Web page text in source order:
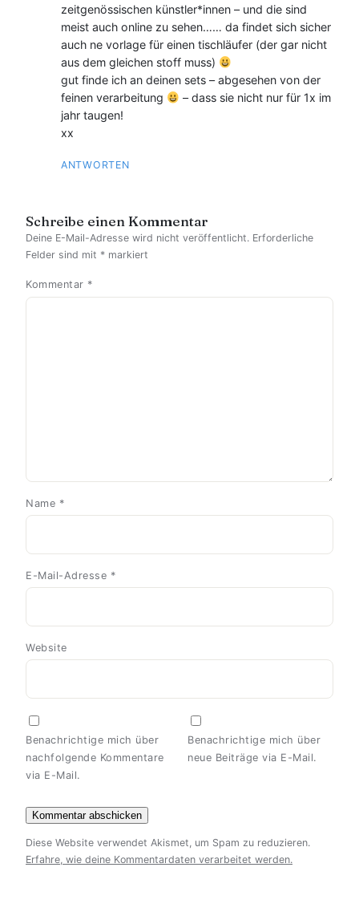
zeitgenössischen künstler*innen – und die sind
meist auch online zu sehen…… da findet sich sicher
auch ne vorlage für einen tischläufer (der gar nicht
aus dem gleichen stoff muss)
gut finde ich an deinen sets – abgesehen von der
feinen verarbeitung
– dass sie nicht nur für 1x im
jahr taugen!
xx
ANTWORTEN
Schreibe einen Kommentar
Deine E-Mail-Adresse wird nicht veröffentlicht. Erforderliche
Felder sind mit * markiert
Kommentar *
Name *
E-Mail-Adresse *
Website
Benachrichtige mich über
nachfolgende Kommentare
via E-Mail.
Benachrichtige mich über
neue Beiträge via E-Mail.
Diese Website verwendet Akismet, um Spam zu reduzieren.
Erfahre, wie deine Kommentardaten verarbeitet werden.